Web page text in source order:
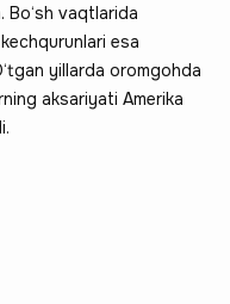
Bo‘sh vaqtlarida
esa
yillarda oromgohda
aksariyati Amerika